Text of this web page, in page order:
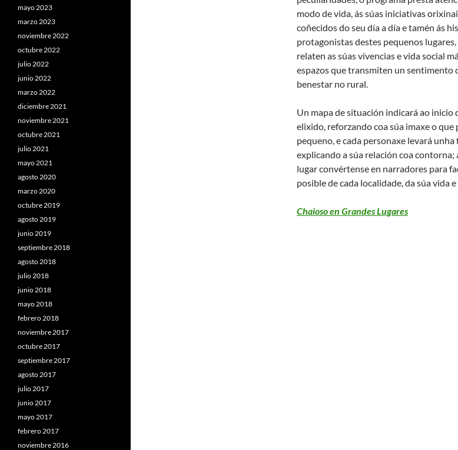
modo de vida, ás súas iniciativas
coñecidos do seu día a día e tamén ás
protagonistas destes pequenos
relaten as súas vivencias e vida social
espazos que transmiten un sentimento
benestar no rural.
Un mapa de situación indicará ao inicio
elixido, reforzando coa súa imaxe o
pequeno, e cada personaxe levará
explicando a súa relación coa
lugar convértense en narradores para
posible de cada localidade, da súa vida
Chaioso en Grandes Lugares
mayo 2023
marzo 2023
noviembre 2022
octubre 2022
julio 2022
junio 2022
marzo 2022
diciembre 2021
noviembre 2021
octubre 2021
julio 2021
mayo 2021
agosto 2020
marzo 2020
octubre 2019
agosto 2019
junio 2019
septiembre 2018
agosto 2018
julio 2018
junio 2018
mayo 2018
febrero 2018
noviembre 2017
octubre 2017
septiembre 2017
agosto 2017
julio 2017
junio 2017
mayo 2017
febrero 2017
noviembre 2016